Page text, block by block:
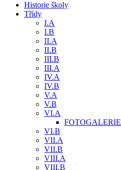
Historie školy
Třídy
I.A
I.B
II.A
II.B
III.B
III.A
IV.A
IV.B
V.A
V.B
VI.A
FOTOGALERIE
VI.B
VII.A
VII.B
VIII.A
VIII.B